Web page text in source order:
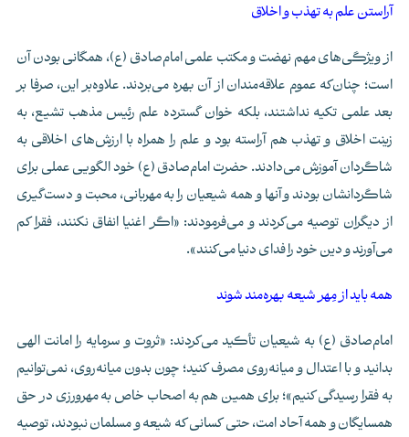
آراستن علم به تهذب و اخلاق
از ویژگی‌های مهم نهضت و مکتب علمی امام‌صادق (ع)، همگانی بودن آن
است؛ چنان‌که عموم علاقه‌مندان از آن بهره می‌بردند. علاوه‌بر این، صرفا بر
بعد علمی تکیه نداشتند، بلکه خوان گسترده علم رئیس مذهب تشیع، به
زینت اخلاق و تهذب هم آراسته بود و علم را همراه با ارزش‌های اخلاقی به
شاگردان آموزش می‌دادند. حضرت امام‌صادق (ع) خود الگویی عملی برای
شاگردانشان بودند و آنها و همه شیعیان را به مهربانی، محبت و دست‌گیری
از دیگران توصیه می‌کردند و می‌فرمودند: «اگر اغنیا انفاق نکنند، فقرا کم
می‌آورند و دین خود را فدای دنیا می‌کنند».
همه باید از مِهر شیعه بهره‌مند شوند
امام‌صادق (ع) به شیعیان تأکید می‌کردند: «ثروت و سرمایه را امانت الهی
بدانید و با اعتدال و میانه‌روی مصرف کنید؛ چون بدون میانه‌روی، نمی‌توانیم
به فقرا رسیدگی کنیم»؛ برای همین هم به اصحاب خاص به مهرورزی در حق
همسایگان و همه آحاد امت، حتی کسانی که شیعه و مسلمان نبودند، توصیه